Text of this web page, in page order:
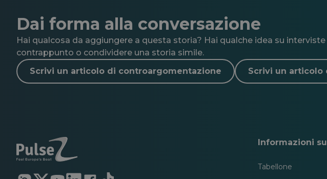
Dai forma alla conversazione
Hai qualcosa da aggiungere a questa storia? Hai qualche idea su
contrappunto o condividere una storia simile.
Scrivi un articolo di controargomentazione
Scrivi un articolo
Si Si Si Si Si Si
Informazioni su
Tabellone